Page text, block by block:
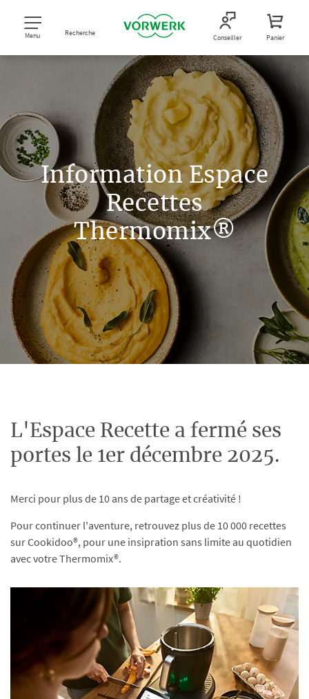
Menu Recherche Conseiller Panier
Information Espace
Recettes
Thermomix®
L'Espace Recette a fermé ses
portes le 1er décembre 2025.
Merci pour plus de 10 ans de partage et créativité !
Pour continuer l'aventure, retrouvez plus de 10 000 recettes
sur Cookidoo®, pour une insipration sans limite au quotidien
avec votre Thermomix®.